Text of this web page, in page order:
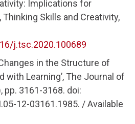
Implications for
Skills and Creativity,
j.tsc.2020.100689
in the Structure of
with Learning’, The Journal of
pp. 3161-3168. doi:
12-03161.1985. / Available